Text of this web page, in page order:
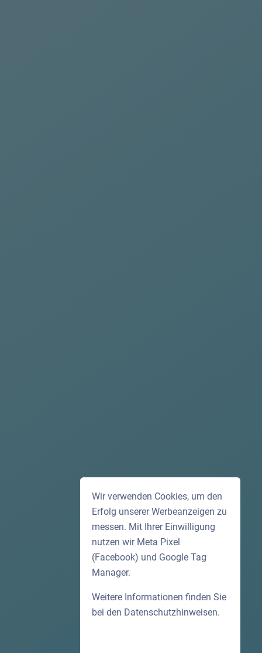
Wir verwenden Cookies, um den
Erfolg unserer Werbeanzeigen zu
messen. Mit Ihrer Einwilligung
nutzen wir Meta Pixel
(Facebook) und Google Tag
Manager.
Weitere Informationen finden Sie
bei den Datenschutzhinweisen.